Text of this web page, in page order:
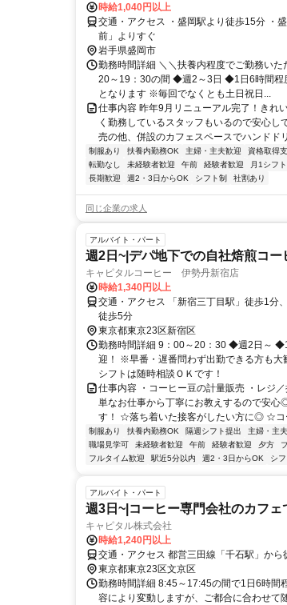
時給1,040円以上
交通・アクセス ・盛岡駅より徒歩15分 ・
前」よりすぐ
岩手県盛岡市
勤務時間詳細 ＼＼扶養内程度でご勤務いた
20～19：30の間 ◆週2～3日 ◆1日6時間程
となります ※毎回でなくとも土日祝日...
仕事内容 昨年9月リニューアル完了！きれ
く勤務しているスタッフもいるので安心し
売の他、併設のカフェスペースでハンドド
制服あり 扶養内勤務OK 主婦・主夫歓迎 資格取得
転勤なし
未経験者歓迎 午前 経験者歓迎 月1シフ
長期歓迎
週2・3日からOK シフト制 社割あり
同じ企業の求人
アルバイト・パート
週2日~|デパ地下での自社焙煎コー
キャピタルコーヒー 伊勢丹新宿店
時給1,340円以上
交通・アクセス 「新宿三丁目駅」徒歩1分
徒歩5分
東京都東京23区新宿区
勤務時間詳細 9：00～20：30 ◆週2日～
迎！ ※早番・遅番問わず出勤できる方も大
シフトは随時相談ＯＫです！
仕事内容 ・コーヒー豆の計量販売 ・レジ
単なお仕事から丁寧にお教えするので安
す！ ☆落ち着いた接客がしたい方に◎ ☆コ
制服あり 扶養内勤務OK 隔週シフト提出 主婦・主
職場見学可
未経験者歓迎 午前 経験者歓迎 夕方
フルタイム歓迎
駅近5分以内 週2・3日からOK シ
アルバイト・パート
週3日~|コーヒー専門会社のカフ
キャピタル株式会社
時給1,240円以上
交通・アクセス 都営三田線「千石駅」か
東京都東京23区文京区
勤務時間詳細 8:45～17:45の間で1日6時間
容により変動しますが、ご都合に合わせ